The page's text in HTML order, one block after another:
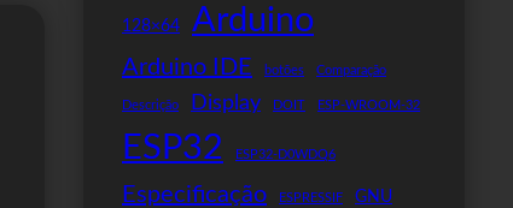
128×64 Arduino
Arduino IDE botões Comparação
Descrição Display DOIT ESP-WROOM-32
ESP32 ESP32-D0WDQ6
Especificação ESPRESSIF GNU